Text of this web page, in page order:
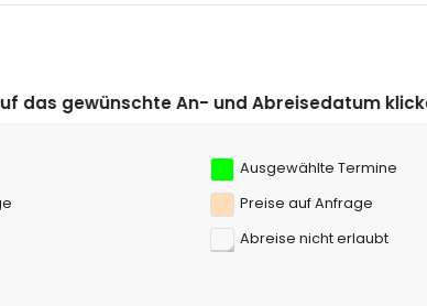
und Abreisedatum klicken!
Ausgewählte Termine
Preise auf Anfrage
Abreise nicht erlaubt